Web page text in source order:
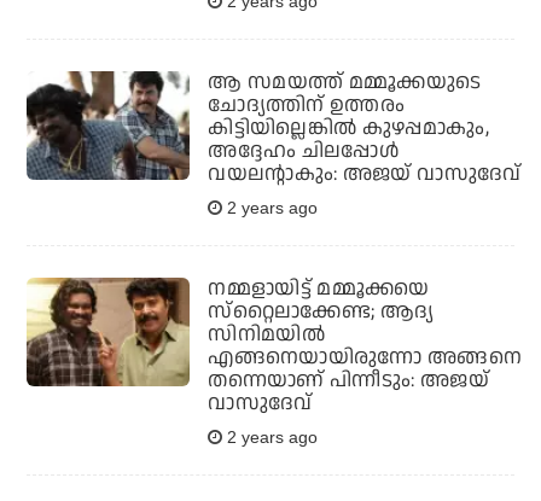
ആ സമയത്ത് മമ്മൂക്കയുടെ
ചോദ്യത്തിന് ഉത്തരം
കിട്ടിയില്ലെങ്കില്‍ കുഴപ്പമാകും,
അദ്ദേഹം ചിലപ്പോള്‍
വയലന്റാകും: അജയ് വാസുദേവ്
2 years ago
നമ്മളായിട്ട് മമ്മൂക്കയെ
സ്‌റ്റൈലാക്കേണ്ട; ആദ്യ
സിനിമയില്‍
എങ്ങനെയായിരുന്നോ അങ്ങനെ
തന്നെയാണ് പിന്നീടും: അജയ്
വാസുദേവ്
2 years ago